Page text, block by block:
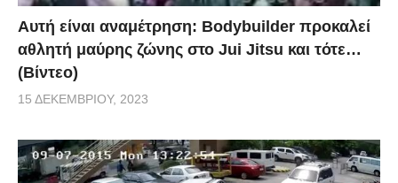
Αυτή είναι αναμέτρηση: Bodybuilder προκαλεί
αθλητή μαύρης ζώνης στο Jui Jitsu και τότε…
(Βίντεο)
15 ΔΕΚΕΜΒΡΊΟΥ, 2023